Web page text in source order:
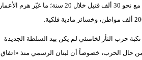
السوري بدءاً من 2012. تهاوت الشعارات، وثبت زيف السرديات... وحساب النتائج مروع: إبادة بشرية مع نحو 30 ألف قتيل خلال 20 سنة؛ ما غيّر هرم الأعمار
حرب الثأر لخامنئي لم يكن بيد السلطة الجديدة
من حال الحرب، خصوصاً أن لبنان الرسمي منذ «اتفاق